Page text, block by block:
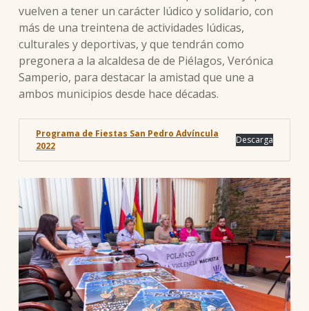
vuelven a tener un carácter lúdico y solidario, con
más de una treintena de actividades lúdicas,
culturales y deportivas, y que tendrán como
pregonera a la alcaldesa de de Piélagos, Verónica
Samperio, para destacar la amistad que une a
ambos municipios desde hace décadas.
Programa de Fiestas San Pedro Advíncula
2022
Descarga